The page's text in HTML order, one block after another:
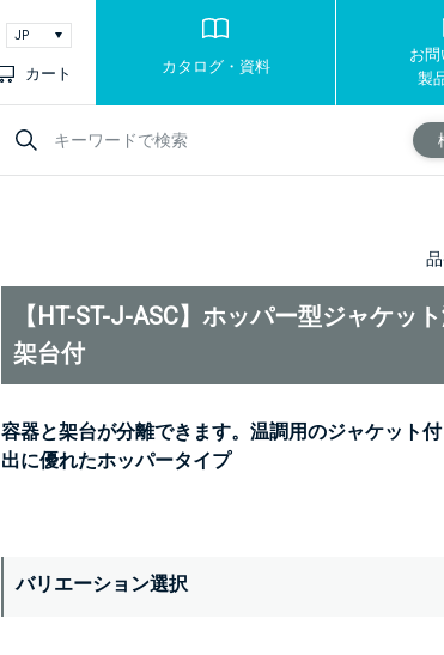
カート カタログ・資料
お
製
【HT-ST-J-ASC】ホッパー型ジャケッ
架台付
容器と架台が分離できます。温調用のジャケット
出に優れたホッパータイプ
バリエーション選択